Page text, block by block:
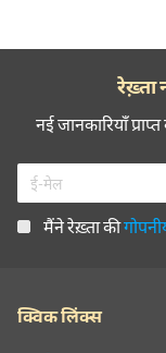
रेख़्ता
नई जानकारियाँ
मैंने रेख़्ता की
क्विक लिंक्स